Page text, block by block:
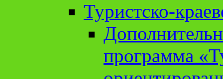
Туристско-
программа